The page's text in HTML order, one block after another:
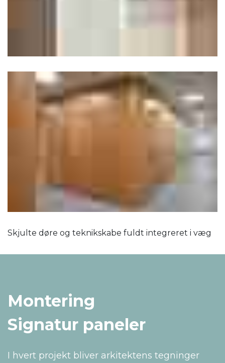
Skjulte døre og teknikskabe fuldt integreret i væg
Montering
Signatur paneler
I hvert projekt bliver arkitektens tegninger